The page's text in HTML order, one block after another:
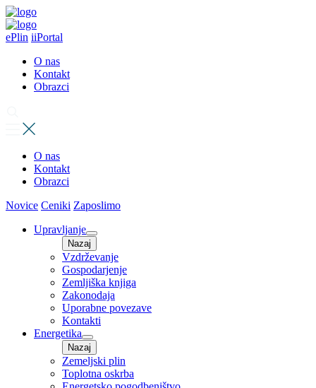
ePlin iiPortal
O nas
Kontakt
Obrazci
O nas
Kontakt
Obrazci
Novice Ceniki Zaposlimo
Upravljanje
Nazaj
Vzdrževanje
Gospodarjenje
Zemljiška knjiga
Zakonodaja
Uporabne povezave
Kontakti
Energetika
Nazaj
Zemeljski plin
Toplotna oskrba